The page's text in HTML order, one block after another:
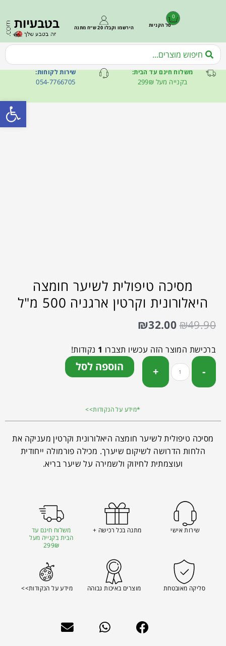
0
סל הקניות הירשמו וקבלו 20 ש״ח מתנה
משלוח חינם עד הבית:
בקנייה מעל 299₪
שירות לקוחות:
054-7766705
מסיכה טיפולית לשיער חומצה
היאלורונית וקרטין ארגניה 500 מ"ל
₪49.90
₪32.00
ברכישת המוצר הזה עכשיו תצברו 1 נקודות!
הוספה לסל
*מידע על הנקודות>>
מסיכה טיפולית לשיער חומצה היאלורונית וקרטין מעניקה את
הלחות הדרושה לשיקום שיערך. מכילה פורמולה ייחודית
ועוצמתית לחיזוק ולשמירה על שיער בריא.
שירות אישי מתנה בכל רכישה +
משלוח חינם עד
הבית בקנייה מעל
299₪
סליקה מאובטחת מוצרים באיכות גבוהה מידע על הנקודות>>
פתח